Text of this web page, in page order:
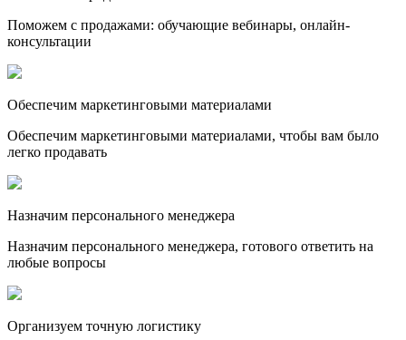
Поможем с продажами: обучающие вебинары, онлайн-
консультации
Обеспечим маркетинговыми материалами
Обеспечим маркетинговыми материалами, чтобы вам было
легко продавать
Назначим персонального менеджера
Назначим персонального менеджера, готового ответить на
любые вопросы
Организуем точную логистику